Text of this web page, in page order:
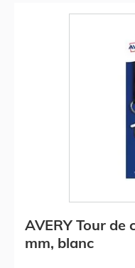
AVERY Tour de
mm, blanc